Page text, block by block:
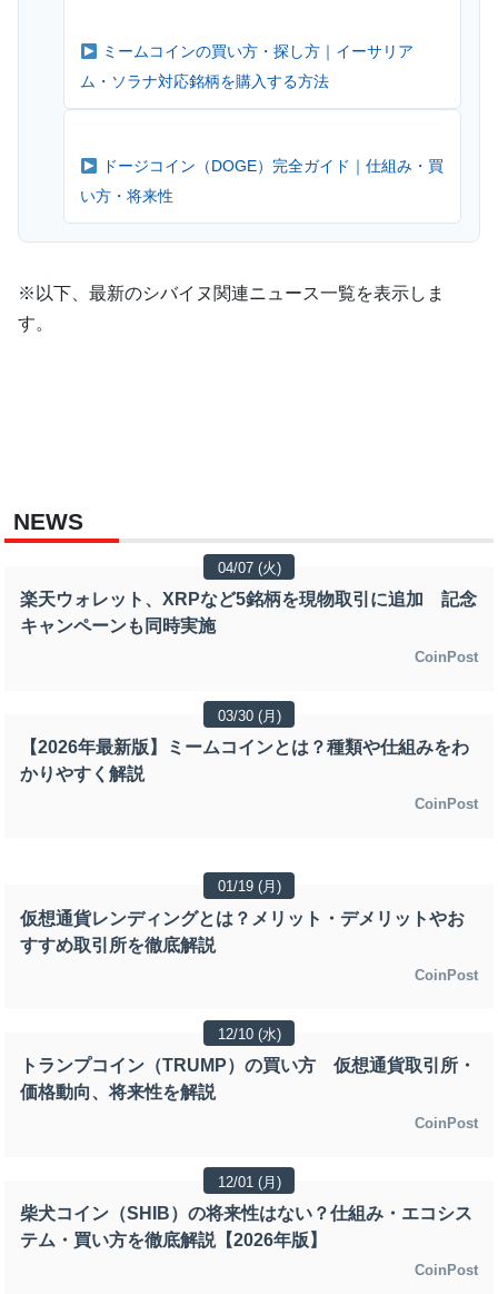
ミームコインの買い方・探し方｜イーサリア
ム・ソラナ対応銘柄を購入する方法
ドージコイン（DOGE）完全ガイド｜仕組み・買
い方・将来性
※以下、最新のシバイヌ関連ニュース一覧を表示しま
す。
NEWS
04/07 (火)
楽天ウォレット、XRPなど5銘柄を現物取引に追加 記念
キャンペーンも同時実施
CoinPost
03/30 (月)
【2026年最新版】ミームコインとは？種類や仕組みをわ
かりやすく解説
CoinPost
01/19 (月)
仮想通貨レンディングとは？メリット・デメリットやお
すすめ取引所を徹底解説
CoinPost
12/10 (水)
トランプコイン（TRUMP）の買い方 仮想通貨取引所・
価格動向、将来性を解説
CoinPost
12/01 (月)
柴犬コイン（SHIB）の将来性はない？仕組み・エコシス
テム・買い方を徹底解説【2026年版】
CoinPost